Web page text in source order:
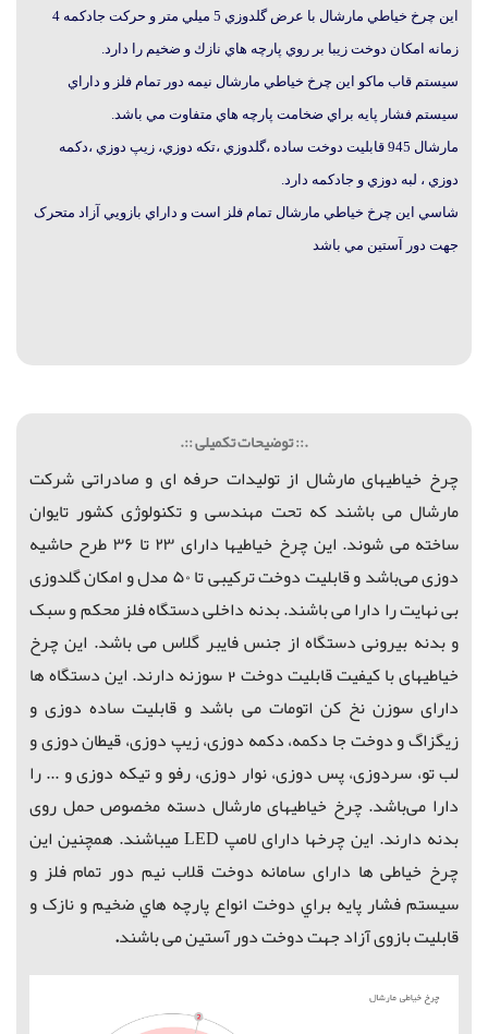
اين چرخ خياطي مارشال با عرض گلدوزي 5 ميلي متر و حرکت جادکمه 4
زمانه امكان دوخت زيبا بر روي پارچه هاي نازك و ضخيم را دارد.
سيستم قاب ماکو اين چرخ خياطي مارشال نيمه دور تمام فلز و داراي
سيستم فشار پايه براي ضخامت پارچه هاي متفاوت مي باشد.
مارشال 945 قابليت دوخت ساده ،گلدوزي ،تکه دوزي، زيپ دوزي ،دکمه
دوزي ، لبه دوزي و جادکمه دارد.
شاسي اين چرخ خياطي مارشال تمام فلز است و داراي بازويي آزاد متحرک
جهت دور آستين مي باشد
.:: توضیحات تکمیلی ::.
چرخ خیاطیهای مارشال از تولیدات حرفه ای و صادراتی شرکت
مارشال می باشند کهتحت مهندسی و تکنولوژی کشور تایوان
ساخته می شوند. این چرخ خیاطیها دارای ۲۳ تا ۳۶ طرح حاشیه
دوزی می‌باشد و قابلیت دوخت ترکیبی تا ۵۰ مدل و امکان گلدوزی
بی نهایت را دارا می باشند. بدنه داخلی دستگاه فلز محکم و سبک
و بدنه بیرونی دستگاه از جنس فایبر گلاس می باشد. این چرخ
خیاطیهای با کیفیت قابلیت دوخت 2 سوزنه دارند. این دستگاه ها
دارای سوزن نخ کن اتومات می باشد و قابلیت ساده دوزی و
زیگزاگ و دوخت جا دکمه، دکمه دوزی، زیپ دوزی، قیطان دوزی و
لب تو، سردوزی، پس دوزی، نوار دوزی، رفو و تیکه دوزی و ... را
دارا می‌باشد. چرخ خیاطیهای مارشال دسته مخصوص حمل روی
بدنه دارند. این چرخها دارای لامپ LED میباشند.
همچنین این
چرخ خیاطی ها دارای سامانه دوخت قلاب نيم دور تمام فلز و
سيستم فشار پايه براي دوخت انواع پارچه هاي ضخیم و نازک و
قابلیت بازوی آزاد جهت دوخت دور آستين می باشند.